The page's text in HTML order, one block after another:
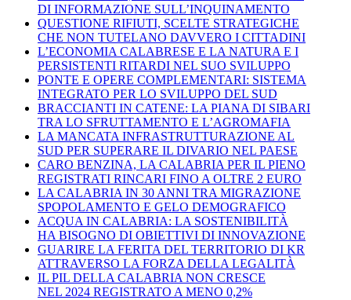
DI INFORMAZIONE SULL’INQUINAMENTO
QUESTIONE RIFIUTI, SCELTE STRATEGICHE
CHE NON TUTELANO DAVVERO I CITTADINI
L’ECONOMIA CALABRESE E LA NATURA E I
PERSISTENTI RITARDI NEL SUO SVILUPPO
PONTE E OPERE COMPLEMENTARI: SISTEMA
INTEGRATO PER LO SVILUPPO DEL SUD
BRACCIANTI IN CATENE: LA PIANA DI SIBARI
TRA LO SFRUTTAMENTO E L’AGROMAFIA
LA MANCATA INFRASTRUTTURAZIONE AL
SUD PER SUPERARE IL DIVARIO NEL PAESE
CARO BENZINA, LA CALABRIA PER IL PIENO
REGISTRATI RINCARI FINO A OLTRE 2 EURO
LA CALABRIA IN 30 ANNI TRA MIGRAZIONE
SPOPOLAMENTO E GELO DEMOGRAFICO
ACQUA IN CALABRIA: LA SOSTENIBILITÀ
HA BISOGNO DI OBIETTIVI DI INNOVAZIONE
GUARIRE LA FERITA DEL TERRITORIO DI KR
ATTRAVERSO LA FORZA DELLA LEGALITÀ
IL PIL DELLA CALABRIA NON CRESCE
NEL 2024 REGISTRATO A MENO 0,2%